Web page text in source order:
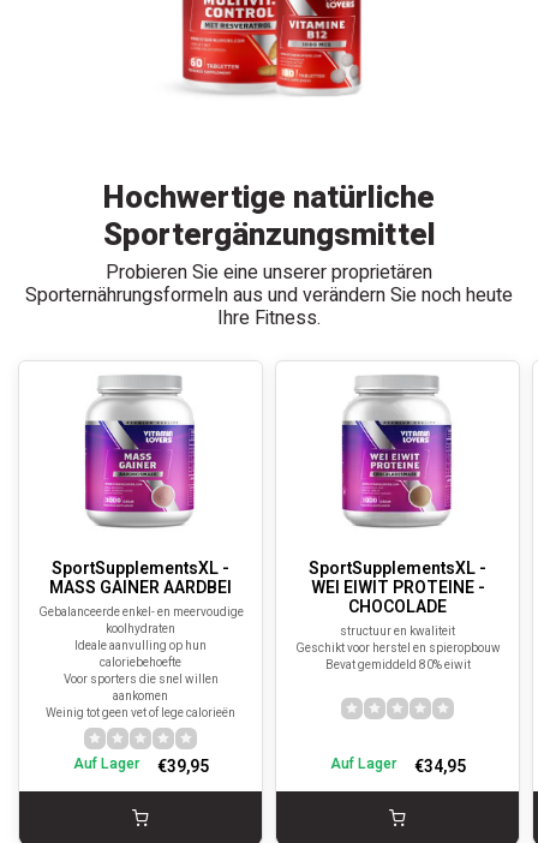
Hochwertige natürliche
Sportergänzungsmittel
Probieren Sie eine unserer proprietären
Sporternährungsformeln aus und verändern Sie noch heute
Ihre Fitness.
SportSupplementsXL -
MASS GAINER AARDBEI
Gebalanceerde enkel- en meervoudige
koolhydraten
Ideale aanvulling op hun
caloriebehoefte
Voor sporters die snel willen
aankomen
Weinig tot geen vet of lege calorieën
€39,95
Auf Lager
SportSupplementsXL -
WEI EIWIT PROTEINE -
CHOCOLADE
structuur en kwaliteit
Geschikt voor herstel en spieropbouw
Bevat gemiddeld 80% eiwit
€34,95
Auf Lager